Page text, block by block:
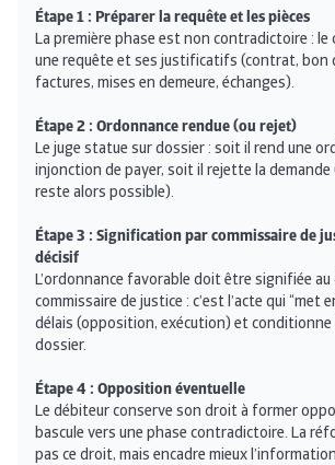
Étape 1 : Préparer la requête et les pièces
La première phase est non contradictoire : le
une requête et ses justificatifs (contrat, bon
factures, mises en demeure, échanges).
Étape 2 : Ordonnance rendue (ou rejet)
Le juge statue sur dossier : soit il rend une
injonction de payer, soit il rejette la demande
reste alors possible).
Étape 3 : Signification par commissaire de
décisif
L’ordonnance favorable doit être signifiée au
commissaire de justice : c’est l’acte qui “met
délais (opposition, exécution) et conditionne
dossier.
Étape 4 : Opposition éventuelle
Le débiteur conserve son droit à former
bascule vers une phase contradictoire. La
pas ce droit, mais encadre mieux